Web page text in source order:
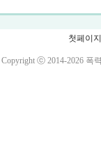
첫페이지
Copyright ⓒ 2014-2026 폭